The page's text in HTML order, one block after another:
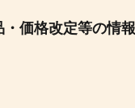
価格改定等の情報